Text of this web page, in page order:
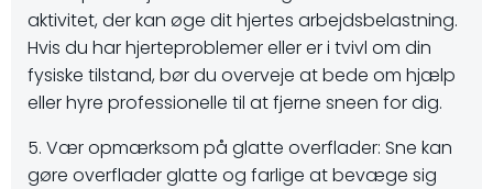
aktivitet, der kan øge dit hjertes arbejdsbelastning.
Hvis du har hjerteproblemer eller er i tvivl om din
fysiske tilstand, bør du overveje at bede om hjælp
eller hyre professionelle til at fjerne sneen for dig.
5. Vær opmærksom på glatte overflader: Sne kan
gøre overflader glatte og farlige at bevæge sig